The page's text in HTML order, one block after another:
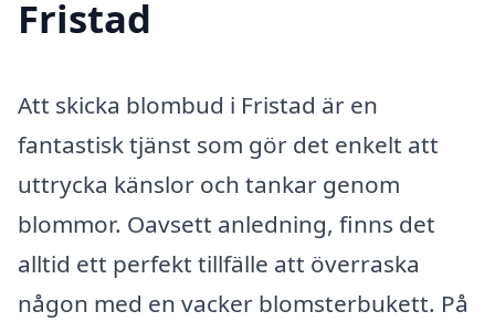
Fristad
Att skicka blombud i Fristad är en
fantastisk tjänst som gör det enkelt att
uttrycka känslor och tankar genom
blommor. Oavsett anledning, finns det
alltid ett perfekt tillfälle att överraska
någon med en vacker blomsterbukett. På